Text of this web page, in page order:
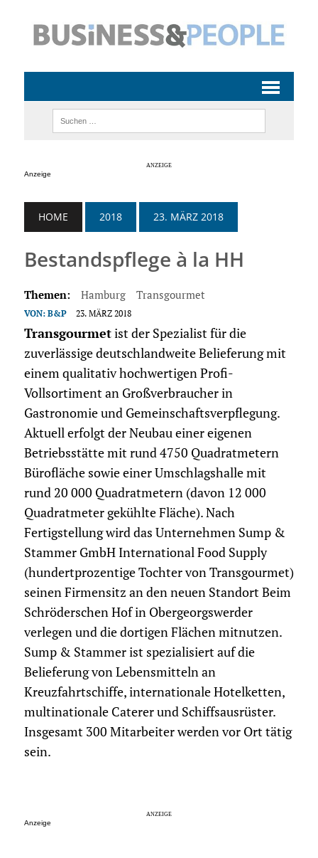
Anzeige
HOME 2018 23. MÄRZ 2018
Bestandspflege à la HH
Themen: Hamburg Transgourmet
VON: B&P 23. MÄRZ 2018
Transgourmetist der Spezialist für die
zuverlässige deutschlandweite Belieferung mit
einem qualitativ hochwertigen Profi-
Vollsortiment an Großverbraucher in
Gastronomie und Gemeinschaftsverpflegung.
Aktuell erfolgt der Neubau einer eigenen
Betriebsstätte mit rund 4750 Quadratmetern
Bürofläche sowie einer Umschlagshalle mit
rund 20 000 Quadratmetern (davon 12 000
Quadratmeter gekühlte Fläche). Nach
Fertigstellung wird das Unternehmen Sump &
Stammer GmbH International Food Supply
(hundertprozentige Tochter von Transgourmet)
seinen Firmensitz an den neuen Standort Beim
Schröderschen Hof in Obergeorgswerder
verlegen und die dortigen Flächen mitnutzen.
Sump & Stammer ist spezialisiert auf die
Belieferung von Lebensmitteln an
Kreuzfahrtschiffe, internationale Hotelketten,
multinationale Caterer und Schiffsausrüster.
Insgesamt 300 Mitarbeiter werden vor Ort tätig
sein.
Anzeige